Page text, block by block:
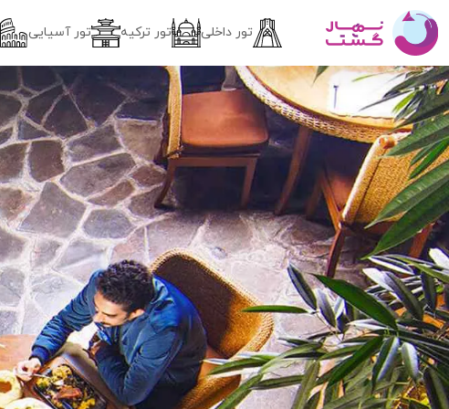
تور داخلی تور ترکیه تور آسیایی